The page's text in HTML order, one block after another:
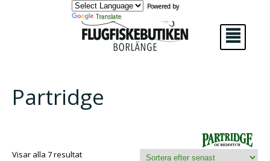
Powered by
Translate
²
Partridge
Visar alla 7 resultatSortera